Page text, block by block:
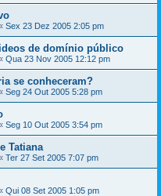
Sex 23 Dez 2005 2:05 pm
de domínio público
Qua 23 Nov 2005 12:12 pm
se conheceram?
Seg 24 Out 2005 5:28 pm
Seg 10 Out 2005 3:54 pm
Tatiana
Ter 27 Set 2005 7:07 pm
Qui 08 Set 2005 1:05 pm